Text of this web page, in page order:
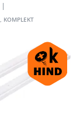
KOMPLEKT